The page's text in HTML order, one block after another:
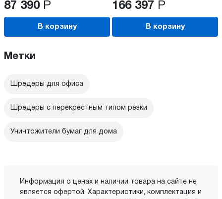
87 390 Р
В корзину
166 397 Р
В корзину
Метки
Шредеры для офиса
Шредеры с перекрестным типом резки
Уничтожители бумаг для дома
Информация о ценах и наличии товара на сайте не
является офертой. Характеристики, комплектация и